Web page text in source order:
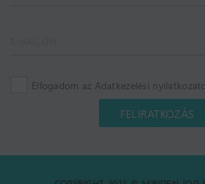
Elfogadom az Adatkezelési
FELIRATKOZÁS